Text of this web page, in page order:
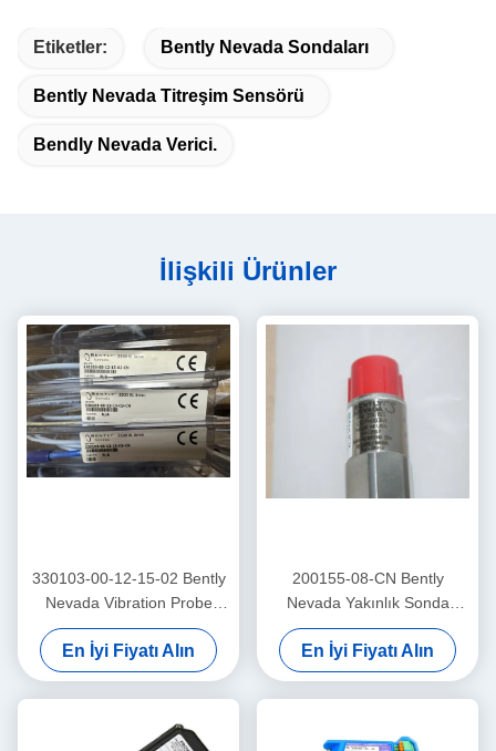
Etiketler: Bently Nevada Sondaları
Bently Nevada Titreşim Sensörü
Bendly Nevada Verici.
İlişkili Ürünler
330103-00-12-15-02 Bently
Nevada Vibration Probe
3300 Xl Yakınlaştırıcı Sensör
En İyi Fiyatı Alın
200155-08-CN Bently
Nevada Yakınlık Sonda
Düşük Frekanslı
Trendmaster Pro Hızlandırıcı
En İyi Fiyatı Alın